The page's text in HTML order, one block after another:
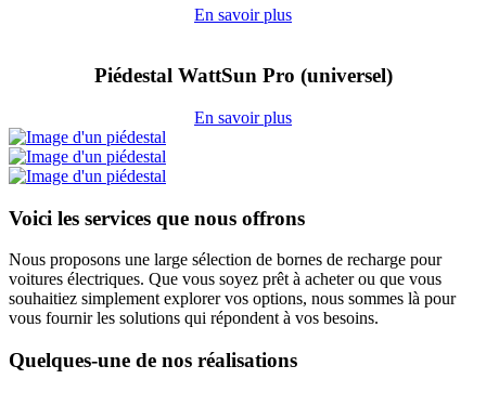
En savoir plus
Piédestal WattSun Pro (universel)
En savoir plus
Voici les services que nous offrons
Nous proposons une large sélection de bornes de recharge pour
voitures électriques. Que vous soyez prêt à acheter ou que vous
souhaitiez simplement explorer vos options, nous sommes là pour
vous fournir les solutions qui répondent à vos besoins.
Quelques-une de nos réalisations